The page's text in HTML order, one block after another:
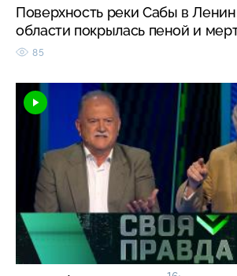
Поверхность реки Сабы в
области покрылась пеной и
85